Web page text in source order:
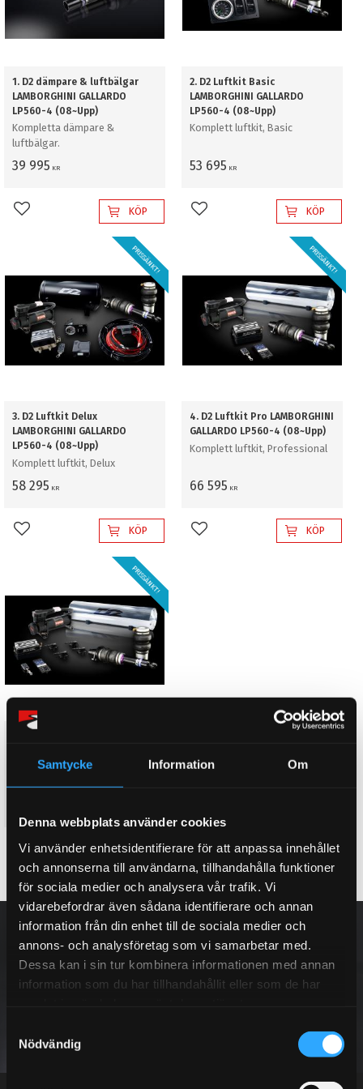
Samtycke Information Om
Denna webbplats använder cookies
Vi använder enhetsidentifierare för att anpassa innehållet
och annonserna till användarna, tillhandahålla funktioner
för sociala medier och analysera vår trafik. Vi
vidarebefordrar även sådana identifierare och annan
information från din enhet till de sociala medier och
annons- och analysföretag som vi samarbetar med.
Dessa kan i sin tur kombinera informationen med annan
information som du har tillhandahållit eller som de har
Nödvändig
1. D2 dämpare & luftbälgar
LAMBORGHINI GALLARDO
LP560-4 (08~Upp)
Kompletta dämpare &
luftbälgar.
39 995 KR
Lägg till i favoriterKÖP
2. D2 Luftkit Basic
LAMBORGHINI GALLARDO
LP560-4 (08~Upp)
Komplett luftkit, Basic
53 695 KR
Lägg till i favoriterKÖP
3. D2 Luftkit Delux
LAMBORGHINI GALLARDO
LP560-4 (08~Upp)
Komplett luftkit, Delux
58 295 KR
PRISSÄNKT!
Lägg till i favoriterKÖP
4. D2 Luftkit Pro LAMBORGHINI
GALLARDO LP560-4 (08~Upp)
Komplett luftkit, Professional
66 595 KR
PRISSÄNKT!
Lägg till i favoriterKÖP
LP560-4 (08~Upp)
PRISSÄNKT!
Lägg till i favoriterKÖP
NYHETSBREV